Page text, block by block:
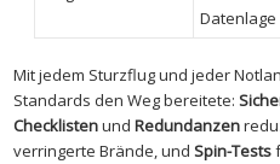
Datenlage
Mit jedem Sturzflug ⁤und ‍jeder
Standards den Weg bereitete:
Checklistenund Redundanzen
verringerte Brände, ​und Spin-Tests